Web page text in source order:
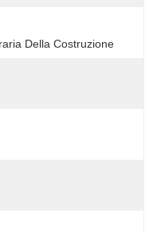
Della Costruzione